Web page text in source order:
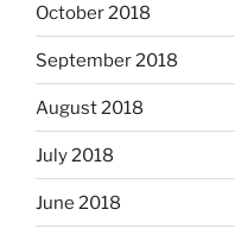
October 2018
September 2018
August 2018
July 2018
June 2018